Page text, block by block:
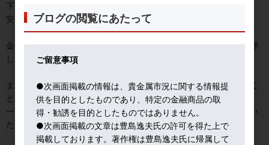
下であろうが、コツコツ長期投資派（草食系投資派）の視点では、
安く金が買えるチャンスなのだ。
金の上昇トレンドに注目している層にとっては、願ってもない「押
し目買い」の機会にもなる。
まぁ、記事中では、今回の下げを「一時的」と見る投資家が多いこ
とが書かれているので、記事を読めば分かることだけどね。
一面の右上に金プラチナ地金カラー写真入りで、見出しが目につい
ただけのこと。
ブログの閲覧にあたって
ご留意事項
●次画面掲載の情報は、貴金属市況に関する情報提
供を目的としたものであり、特定の金融商品の取
得・勧誘を目的としたものではありません。
●次画面掲載の文章は豊島逸夫氏の許可を得た上で
掲載しております。著作権は豊島逸夫氏に帰属して